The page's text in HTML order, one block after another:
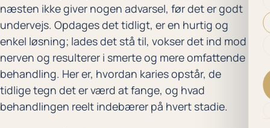
næsten ikke giver nogen advarsel, før det er godt
undervejs. Opdages det tidligt, er en hurtig og
enkel løsning; lades det stå til, vokser det ind mod
nerven og resulterer i smerte og mere omfattende
behandling. Her er, hvordan karies opstår, de
tidlige tegn det er værd at fange, og hvad
behandlingen reelt indebærer på hvert stadie.